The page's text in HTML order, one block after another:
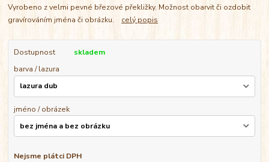
Vyrobeno z velmi pevné březové překližky. Možnost obarvit či ozdobit
gravírováním jména či obrázku. celý popis
Dostupnost
skladem
barva / lazura
jméno / obrázek
Nejsme plátci DPH